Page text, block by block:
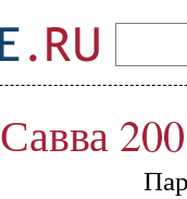
Савва